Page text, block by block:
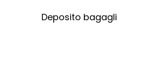
Deposito bagagli